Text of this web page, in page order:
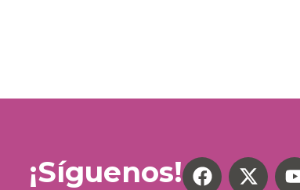
¡Síguenos!